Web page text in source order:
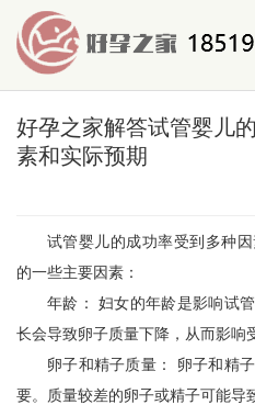
好孕之家解答试管婴儿
素和实际预期
试管婴儿的成功率受到多种
的一些主要因素：
年龄： 妇女的年龄是影响试
长会导致卵子质量下降，从而影响
卵子和精子质量： 卵子和精
要。质量较差的卵子或精子可能导